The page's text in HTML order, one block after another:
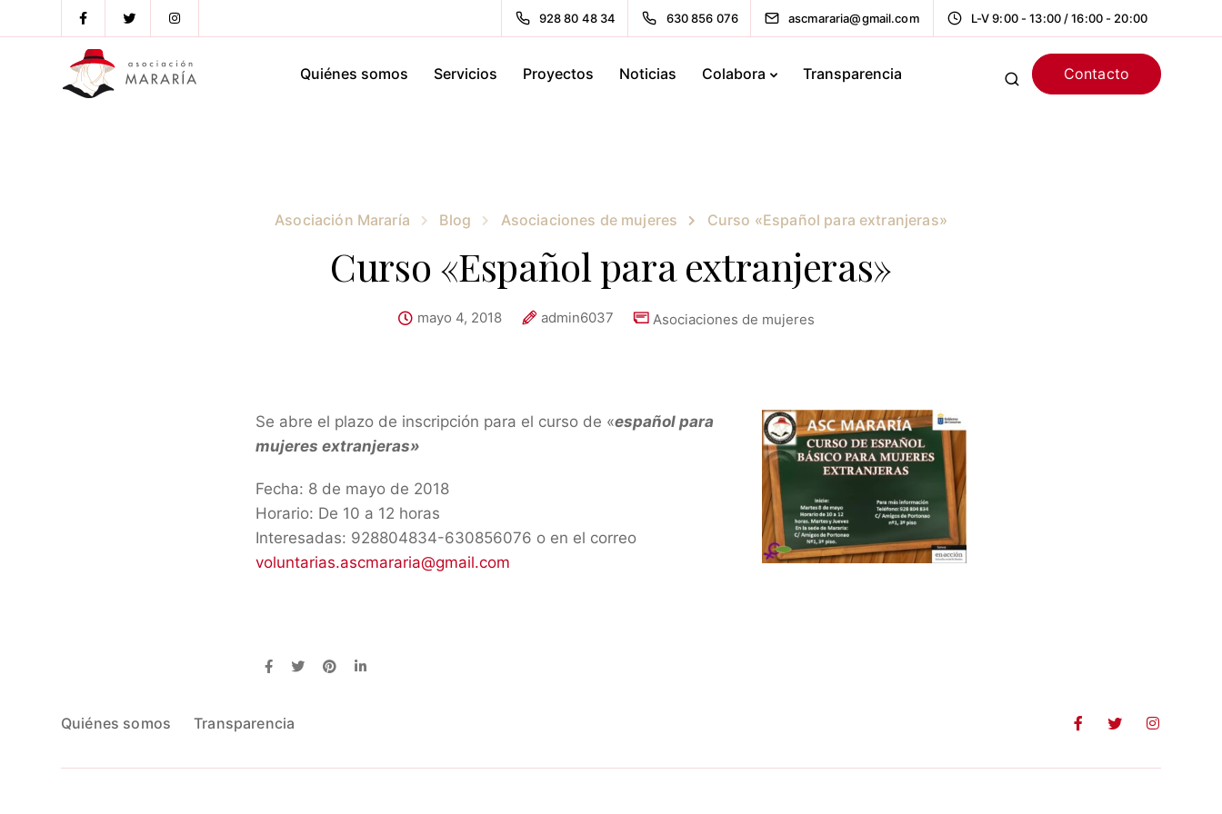
928 80 48 34 630 856 076 ascmararia@gmail.com L-V 9:00 - 13:00 / 16:00 - 20:00
Quiénes somos Servicios Proyectos Noticias Colabora Transparencia Contacto
Asociación Mararía Blog Asociaciones de mujeres Curso «Español para extranjeras»
Curso «Español para extranjeras»
mayo 4, 2018 admin6037 Asociaciones de mujeres
Se abre el plazo de inscripción para el curso de «español para
mujeres extranjeras»
Fecha: 8 de mayo de 2018
Horario: De 10 a 12 horas
Interesadas: 928804834-630856076 o en el correo
voluntarias.ascmararia@gmail.com
Quiénes somos Transparencia